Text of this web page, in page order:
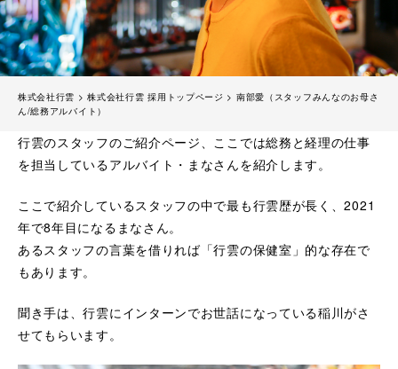
株式会社行雲 >株式会社行雲 採用トップページ > 南部愛（スタッフみんなのお母さ
ん/総務アルバイト）
行雲のスタッフのご紹介ページ、ここでは総務と経理の仕事
を担当しているアルバイト・まなさんを紹介します。
ここで紹介しているスタッフの中で最も行雲歴が長く、2021
年で8年目になるまなさん。
あるスタッフの言葉を借りれば「行雲の保健室」的な存在で
もあります。
聞き手は、行雲にインターンでお世話になっている稲川がさ
せてもらいます。